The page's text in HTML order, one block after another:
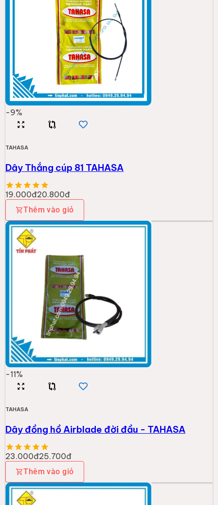
-9%
TAHASA
Dây Thắng cúp 81 TAHASA
19.000đ20.800đ
Thêm vào giỏ
-11%
TAHASA
Dây đồng hồ Airblade đời đầu - TAHASA
23.000đ25.700đ
Thêm vào giỏ